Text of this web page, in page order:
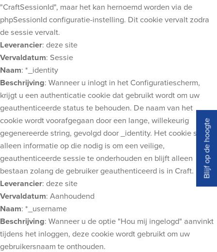
"CraftSessionId", maar het kan hernoemd worden via de
phpSessionId configuratie-instelling. Dit cookie vervalt zodra
de sessie vervalt.
Leverancier: deze site
Vervaldatum: Sessie
Naam: *_identity
Beschrijving: Wanneer u inlogt in het Configuratiescherm,
krijgt u een authenticatie cookie dat gebruikt wordt om uw
geauthenticeerde status te behouden. De naam van het
cookie wordt voorafgegaan door een lange, willekeurig
gegenereerde string, gevolgd door _identity. Het cookie slaat
alleen informatie op die nodig is om een veilige,
geauthenticeerde sessie te onderhouden en blijft alleen
bestaan zolang de gebruiker geauthenticeerd is in Craft.
Leverancier: deze site
Vervaldatum: Aanhoudend
Naam: *_username
Beschrijving: Wanneer u de optie "Hou mij ingelogd" aanvinkt
tijdens het inloggen, deze cookie wordt gebruikt om uw
gebruikersnaam te onthouden.
Blijf op de hoogte